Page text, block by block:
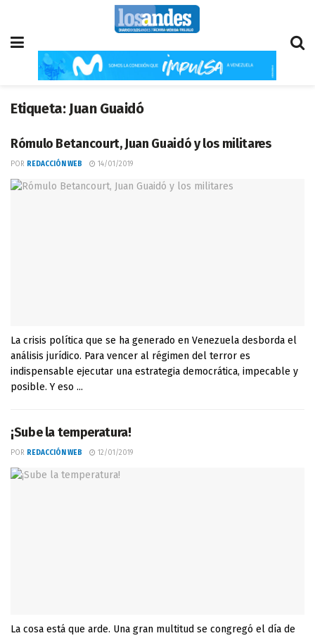
Etiqueta: Juan Guaidó
Rómulo Betancourt, Juan Guaidó y los militares
POR REDACCIÓN WEB 14/01/2019
La crisis política que se ha generado en Venezuela desborda el
análisis jurídico. Para vencer al régimen del terror es
indispensable ejecutar una estrategia democrática, impecable y
posible. Y eso ...
¡Sube la temperatura!
POR REDACCIÓN WEB 12/01/2019
La cosa está que arde. Una gran multitud se congregó el día de